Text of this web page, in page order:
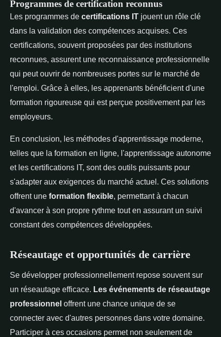
Programmes de certification reconnus
Les programmes de certifications IT jouent un rôle clé
dans la validation des compétences acquises. Ces
certifications, souvent proposées par des institutions
reconnues, assurent une reconnaissance professionnelle
qui peut ouvrir de nombreuses portes sur le marché de
l'emploi. Grâce à elles, les apprenants bénéficient d'une
formation rigoureuse qui est perçue positivement par les
employeurs.
En conclusion, les méthodes d'apprentissage moderne,
telles que la formation en ligne, l'apprentissage autonome
et les certifications IT, sont des outils puissants pour
s'adapter aux exigences du marché actuel. Ces solutions
offrent une formation flexible, permettant à chacun
d'avancer à son propre rythme tout en assurant un suivi
constant des compétences développées.
Réseautage et opportunités de carrière
Se développer professionnellement repose souvent sur
un réseautage efficace. Les événements de réseautage
professionnel offrent une chance unique de se
connecter avec d'autres personnes dans votre domaine.
Participer à ces occasions permet non seulement de